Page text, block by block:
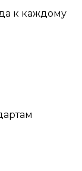
к каждому